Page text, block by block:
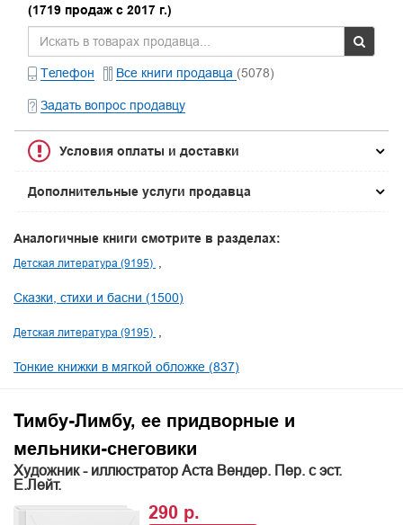
(1719 продаж с 2017 г.)
Телефон Все книги продавца (5078)
Задать вопрос продавцу
Условия оплаты и доставки
Дополнительные услуги продавца
Аналогичные книги смотрите в разделах:
Детская литература (9195)
Сказки, стихи и басни (1500)
Детская литература (9195)
Тонкие книжки в мягкой обложке (837)
Тимбу-Лимбу, ее придворные и
мельники-снеговики
Художник - иллюстратор Аста Вендер. Пер. с эст.
Е.Лейт.
290 р.